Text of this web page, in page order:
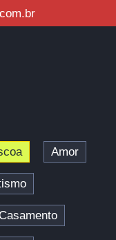
Amor
Casamento